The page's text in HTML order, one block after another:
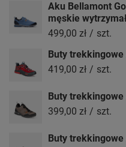
Aku Bellamont
męskie
499,00 zł / szt.
Buty trekkingowe
419,00 zł / szt.
Buty trekkingowe
399,00 zł / szt.
Buty trekkingowe